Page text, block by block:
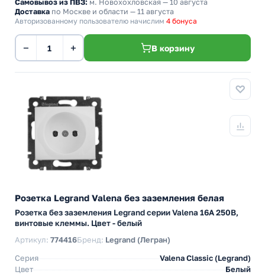
Самовывоз из ПВЗ: м. Новохохловская — 10 августа
Доставка по Москве и области — 11 августа
Авторизованному пользователю начислим 4 бонуса
− + В корзину
Розетка Legrand Valena без заземления белая
Розетка без заземления Legrand серии Valena 16А 250В,
винтовые клеммы. Цвет - белый
Артикул: 774416Бренд: Legrand (Легран)
Серия
Valena Classic (Legrand)
Цвет
Белый